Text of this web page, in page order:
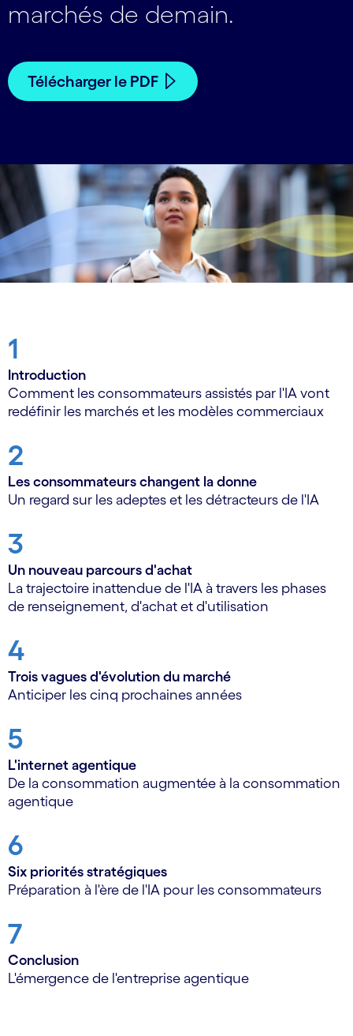
marchés de demain.
Télécharger le PDF
1
Introduction
Comment les consommateurs assistés par l'IA vont
redéfinir les marchés et les modèles commerciaux
2
Les consommateurs changent la donne
Un regard sur les adeptes et les détracteurs de l'IA
3
Un nouveau parcours d'achat
La trajectoire inattendue de l'IA à travers les phases
de renseignement, d'achat et d'utilisation
4
Trois vagues d'évolution du marché
Anticiper les cinq prochaines années
5
L'internet agentique
De la consommation augmentée à la consommation
agentique
6
Six priorités stratégiques
Préparation à l'ère de l'IA pour les consommateurs
7
Conclusion
L'émergence de l'entreprise agentique